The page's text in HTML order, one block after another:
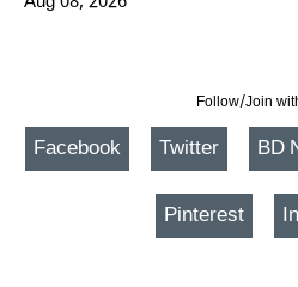
Follow/Join
Facebook Twitter BD
Pinterest